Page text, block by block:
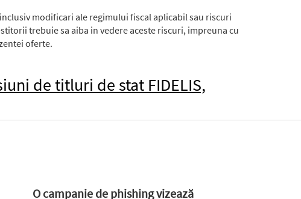
modificari ale regimului fiscal aplicabil sau riscuri
trebuie sa aiba in vedere aceste riscuri, impreuna cu
oferte.
de titluri de stat FIDELIS,
O campanie de phishing vizează